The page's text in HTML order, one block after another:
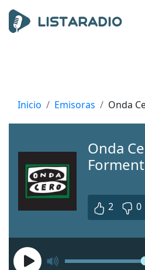
Inicio Emisoras Onda
Onda
2 0